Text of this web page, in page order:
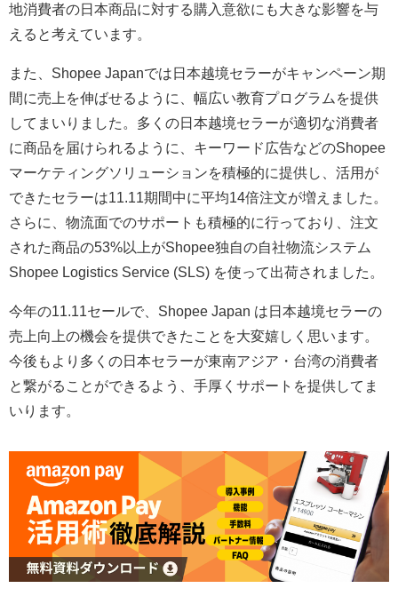
地消費者の日本商品に対する購入意欲にも大きな影響を与
えると考えています。
また、Shopee Japanでは日本越境セラーがキャンペーン期
間に売上を伸ばせるように、幅広い教育プログラムを提供
してまいりました。多くの日本越境セラーが適切な消費者
に商品を届けられるように、キーワード広告などのShopee
マーケティングソリューションを積極的に提供し、活用が
できたセラーは11.11期間中に平均14倍注文が増えました。
さらに、物流面でのサポートも積極的に行っており、注文
された商品の53%以上がShopee独自の自社物流システム
Shopee Logistics Service (SLS) を使って出荷されました。
今年の11.11セールで、Shopee Japan は日本越境セラーの
売上向上の機会を提供できたことを大変嬉しく思います。
今後もより多くの日本セラーが東南アジア・台湾の消費者
と繋がることができるよう、手厚くサポートを提供してま
いります。